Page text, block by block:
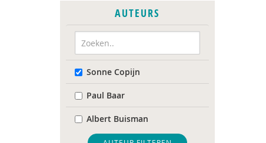
AUTEURS
Sonne Copijn
Paul Baar
Albert Buisman